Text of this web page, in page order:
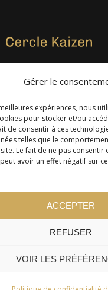
Gérer le
expériences, nous
pour stocker et/ou
de consentir à ces
telles que le
Le fait de ne pas
avoir un effet négatif sur
ACCEPTER
REFUSER
VOIR LES
Lionel-Groulx, bureau 819,
QC G3A 0M7
Kaizen. Tous droits réservés -